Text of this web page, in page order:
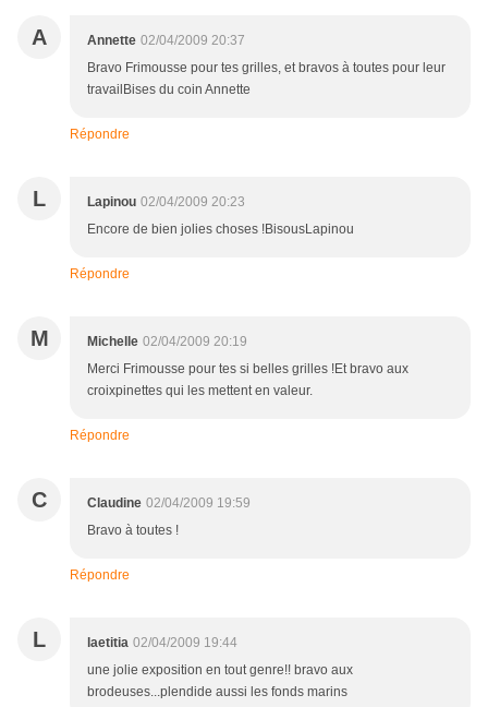
A Annette 02/04/2009 20:37
Bravo Frimousse pour tes grilles, et bravos à toutes pour leur
travailBises du coin Annette
Répondre
L Lapinou 02/04/2009 20:23
Encore de bien jolies choses !BisousLapinou
Répondre
M Michelle 02/04/2009 20:19
Merci Frimousse pour tes si belles grilles !Et bravo aux
croixpinettes qui les mettent en valeur.
Répondre
C Claudine 02/04/2009 19:59
Bravo à toutes !
Répondre
L laetitia 02/04/2009 19:44
une jolie exposition en tout genre!! bravo aux
brodeuses...plendide aussi les fonds marins